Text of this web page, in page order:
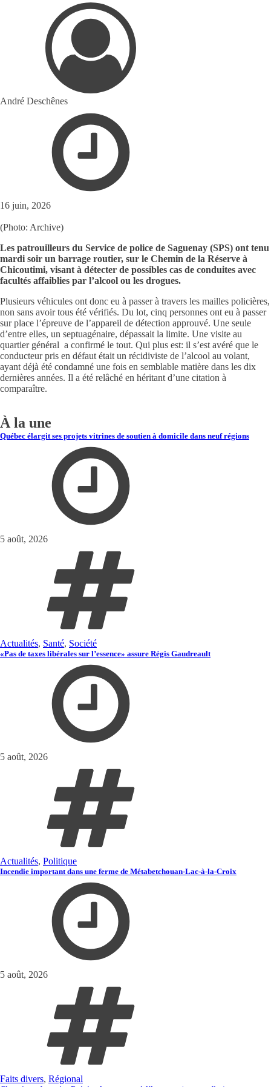
André Deschênes
16 juin, 2026
(Photo: Archive)
Les patrouilleurs du Service de police de Saguenay (SPS) ont tenu
mardi soir un barrage routier, sur le Chemin de la Réserve à
Chicoutimi, visant à détecter de possibles cas de conduites avec
facultés affaiblies par l’alcool ou les drogues.
Plusieurs véhicules ont donc eu à passer à travers les mailles policières,
non sans avoir tous été vérifiés. Du lot, cinq personnes ont eu à passer
sur place l’épreuve de l’appareil de détection approuvé. Une seule
d’entre elles, un septuagénaire, dépassait la limite. Une visite au
quartier général a confirmé le tout. Qui plus est: il s’est avéré que le
conducteur pris en défaut était un récidiviste de l’alcool au volant,
ayant déjà été condamné une fois en semblable matière dans les dix
dernières années. Il a été relâché en héritant d’une citation à
comparaître.
À la une
Québec élargit ses projets vitrines de soutien à domicile dans neuf régions
5 août, 2026
Actualités, Santé, Société
«Pas de taxes libérales sur l’essence» assure Régis Gaudreault
5 août, 2026
Actualités, Politique
Incendie important dans une ferme de Métabetchouan-Lac-à-la-Croix
5 août, 2026
Faits divers, Régional